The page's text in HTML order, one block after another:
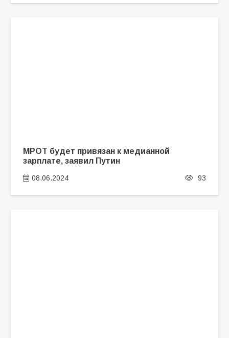
МРОТ будет привязан к медианной
зарплате, заявил Путин
08.06.2024 93